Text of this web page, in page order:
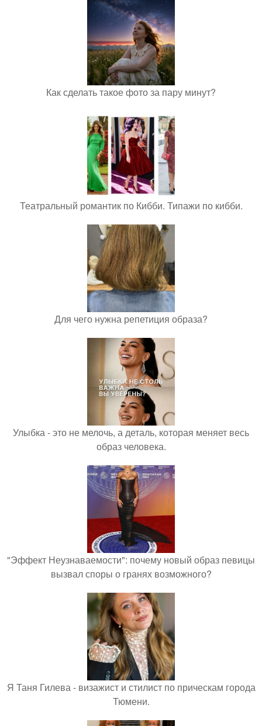
Как сделать такое фото за пару минут?
Театральный романтик по Кибби. Типажи по кибби.
Для чего нужна репетиция образа?
Улыбка - это не мелочь, а деталь, которая меняет весь
образ человека.
"Эффект Неузнаваемости": почему новый образ певицы
вызвал споры о гранях возможного?
Я Таня Гилева - визажист и стилист по прическам города
Тюмени.